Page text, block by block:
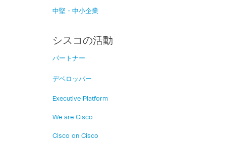
中堅・中小企業
シスコの活動
パートナー
デベロッパー
Executive Platform
We are Cisco
Cisco on Cisco